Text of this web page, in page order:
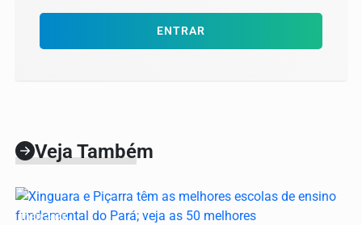
ENTRAR
Veja Também
IDEB 2025